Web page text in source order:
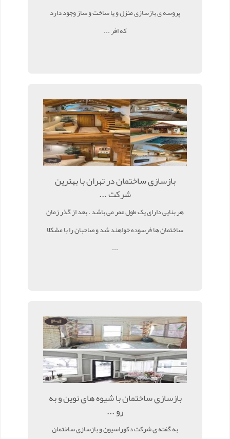
پروسه ی بازسازی منزل و یا ساخت و ساز وجود دارد
که افر ...
بازسازی ساختمان در تهران با بهترین
شرکت ...
هر بنایی دارای یک طول عمر می باشد . بعد از گذر زمان
ساختمان ها فرسوده خواهند شد و صاحبان را با مشکلا
...
بازسازی ساختمان با شیوه های نوین و به
رو ...
به گفته ی شرکت دکوراسیون و بازسازی ساختمان